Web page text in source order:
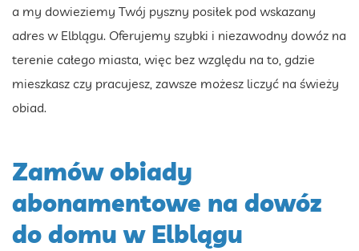
a my dowieziemy Twój pyszny posiłek pod wskazany
adres w Elblągu. Oferujemy szybki i niezawodny dowóz na
terenie całego miasta, więc bez względu na to, gdzie
mieszkasz czy pracujesz, zawsze możesz liczyć na świeży
obiad.
Zamów obiady
abonamentowe na dowóz
do domu w Elblągu